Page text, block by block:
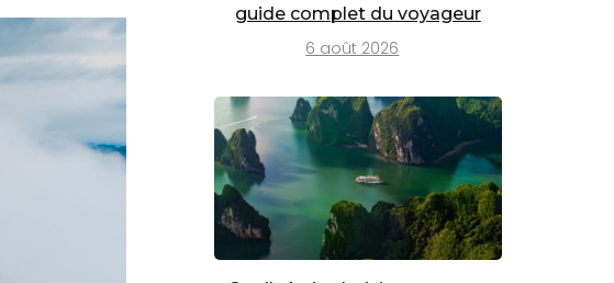
guide complet du voyageur
6 août 2026